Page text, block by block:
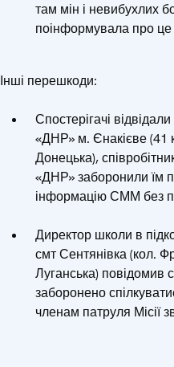
там мін і невибухлих
поінформувала про
Інші перешкоди:
Спостерігачі
«ДНР» м. Єнакієве (41
Донецька),
«ДНР» заборонили їм
інформацію СММ без
Директор школи в
смт Сентянівка (кол.
Луганська) повідомив
заборонено
членам патруля Місії